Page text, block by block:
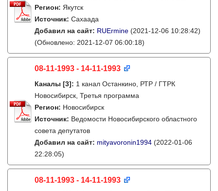
Регион: Якутск
Источник: Сахаада
Добавил на сайт: RUErmine (2021-12-06 10:28:42)
(Обновлено: 2021-12-07 06:00:18)
08-11-1993 - 14-11-1993
Каналы [3]: 1 канал Останкино, РТР / ГТРК
Новосибирск, Третья программа
Регион: Новосибирск
Источник: Ведомости Новосибирского областного
совета депутатов
Добавил на сайт: mityavoronin1994 (2022-01-06
22:28:05)
08-11-1993 - 14-11-1993